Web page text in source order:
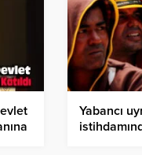
Yabancı